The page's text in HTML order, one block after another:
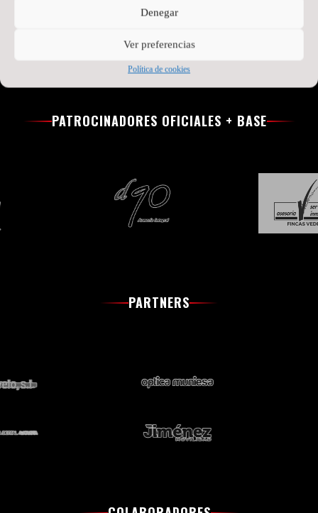
Denegar
Ver preferencias
Política de cookies
PATROCINADORES OFICIALES + BASE
PARTNERS